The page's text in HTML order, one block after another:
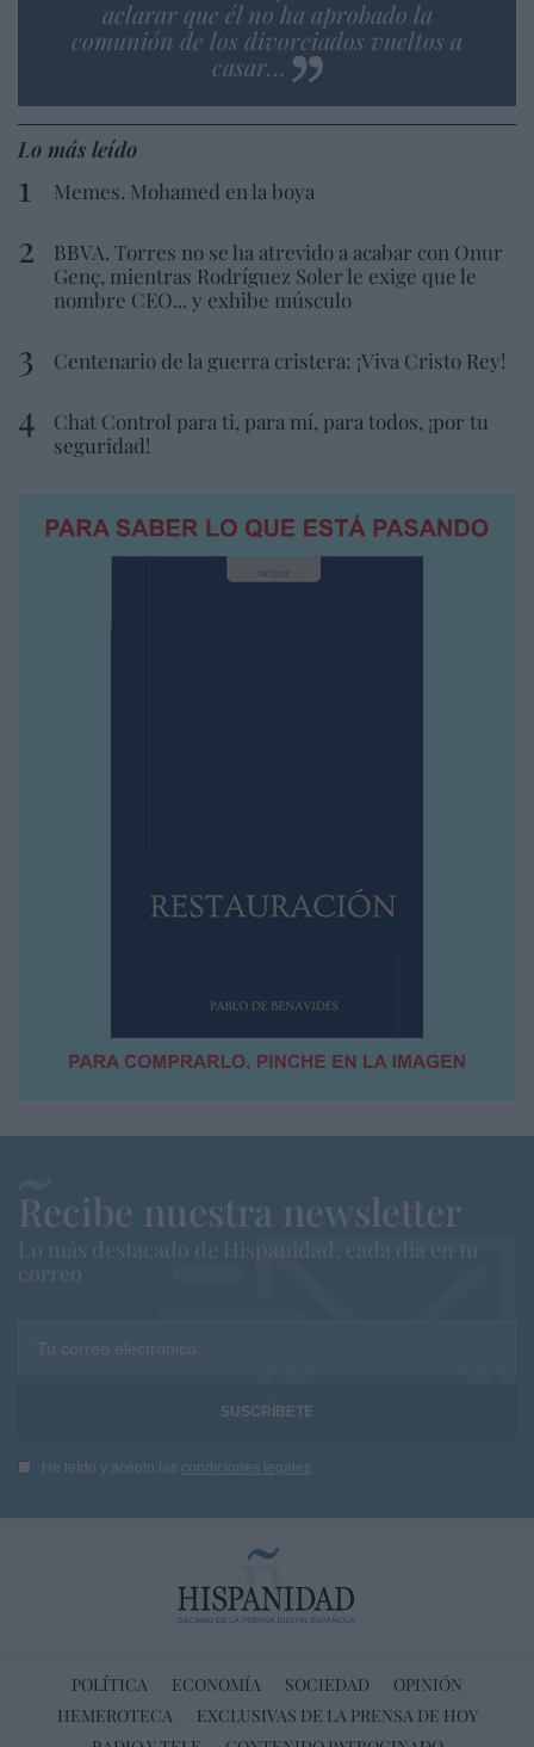
aclarar que él no ha aprobado la
comunión de los divorciados vueltos a
casar…
Lo más leído
Memes. Mohamed en la boya
BBVA. Torres no se ha atrevido a acabar con Onur
Genç, mientras Rodríguez Soler le exige que le
nombre CEO... y exhibe músculo
Centenario de la guerra cristera: ¡Viva Cristo Rey!
Chat Control para ti, para mí, para todos, ¡por tu
seguridad!
Recibe nuestra newsletter
Lo más destacado de Hispanidad, cada dia en tu
correo
Tu correo electrónico...
He leído y acepto las condiciones legales
POLÍTICA ECONOMÍA SOCIEDAD
OPINIÓN
HEMEROTECA
EXCLUSIVAS DE LA PRENSA DE HOY